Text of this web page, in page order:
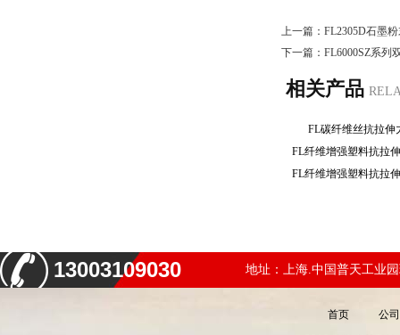
上一篇： FL2305D石墨
下一篇： FL6000SZ系列
相关产品
FL碳纤维丝抗拉
FL纤维增强塑料抗拉
FL纤维增强塑料抗拉
13003109030 地址：上海.中国普天工业
首页 公